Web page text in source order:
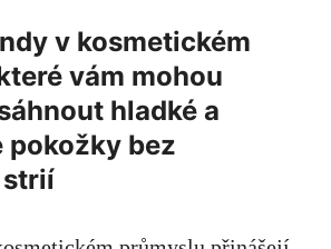
⁣v kosmetickém
vám mohou
hladké a
pokožky⁣ bez
strií